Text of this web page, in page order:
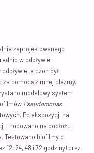
zaprojektowanego
w odpływie.
a ozon był
pomocą zimnej plazmy.
modelowy system
Pseudomonas
Po ekspozycji na
i hodowano na podłożu
Testowano biofilmy o
12, 24, 48 i 72 godziny) oraz